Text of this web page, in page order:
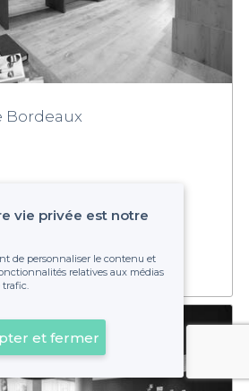
Bordeaux
sur la carte
vie privée est notre
de personnaliser le contenu et
relatives aux médias
trafic.
et fermer